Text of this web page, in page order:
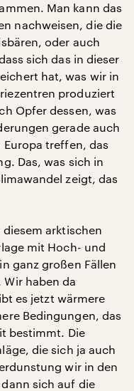
Man kann das
nachweisen, die die
oder auch
sich das in dieser
hat, was wir in
produziert
Opfer dessen, was
gerade auch
Europa treffen, das
Das, was sich in
zeigt, das
arktischen
mit Hoch- und
ganz großen Fällen
haben da
es jetzt wärmere
Bedingungen, das
bestimmt. Die
die sich ja auch
wir in den
sich auf die